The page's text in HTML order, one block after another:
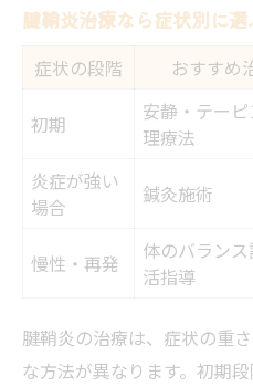
鍼灸整骨院の腱鞘
保険適用の有無で
施術内容ごとの
鍼灸整骨院の費用
初回料金や回数券
腱鞘炎治療なら症状別に選
症状の段階 おすすめ
初期
安静・テー
理療法
炎症が強い
場合
鍼灸施術
慢性・再発
体のバラン
活指導
腱鞘炎の治療は、症状の重
な方法が異なります。初期